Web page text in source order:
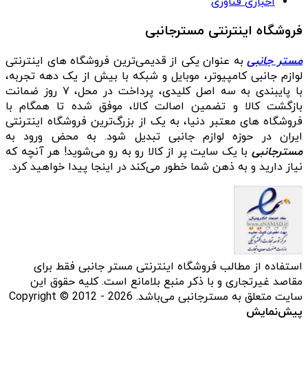
فروشگاه اینترنتی مسترجانبی
مستر جانبیبه عنوان یکی از قدیمی‌ترین فروشگاه های اینترنتی
لوازم جانبی کامپیوتر، موبایل و شبکه با بیش از یک دهه تجربه،
با پایبندی به سه اصل کلیدی، پرداخت در محل، ۷ روز ضمانت
بازگشت کالا و تضمین اصالت کالا، موفق شده تا همگام با
فروشگاه‌ های معتبر دنیا، به یک از بزرگ‌ترین فروشگاه اینترنتی
ایران در حوزه لوازم جانبی تبدیل شود. به محض ورود به
مسترجانبی با یک سایت پر از کالا رو به رو می‌شوید! هر آنچه که
نیاز دارید و به ذهن شما خطور می‌کند در اینجا پیدا خواهید کرد.
استفاده از مطالب فروشگاه اینترنتی مستر جانبی فقط برای
مقاصد غیرتجاری و با ذکر منبع بلامانع است. کلیه حقوق این
سایت متعلق به مسترجانبی می‌باشد. Copyright © 2012 - 2026
پیش‌نمایش